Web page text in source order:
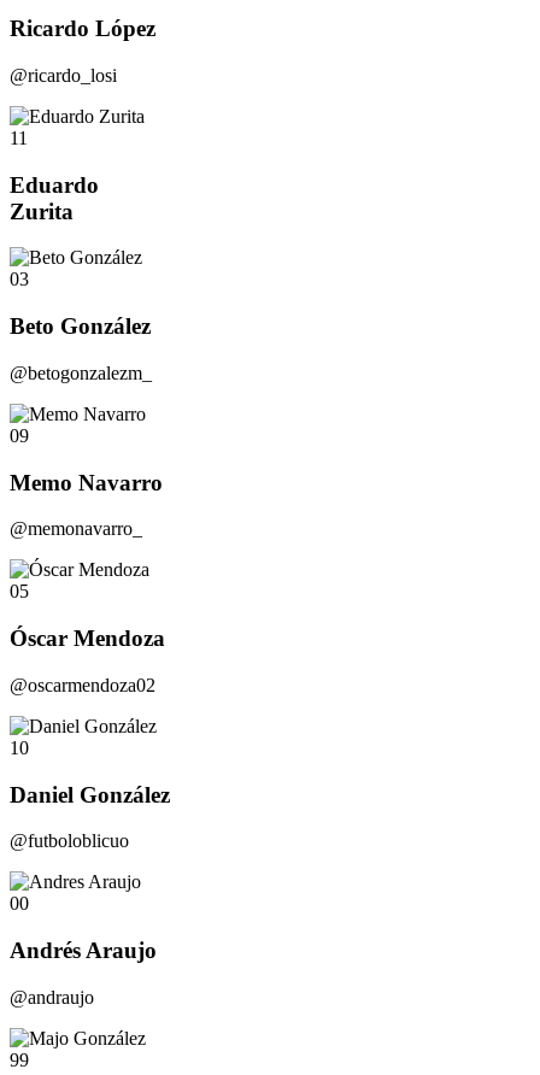
Ricardo López
@ricardo_losi
11
Eduardo
Zurita
03
Beto González
@betogonzalezm_
09
Memo Navarro
@memonavarro_
05
Óscar Mendoza
@oscarmendoza02
10
Daniel González
@futboloblicuo
00
Andrés Araujo
@andraujo
99